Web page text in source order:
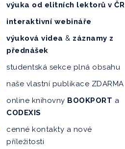
výuka od elitních lektorů v ČR
interaktivní webináře
výuková videa & záznamy z
přednášek
studentská sekce plná obsahu
naše vlastní publikace ZDARMA
online knihovny BOOKPORT a
CODEXIS
cenné kontakty a nové
příležitosti